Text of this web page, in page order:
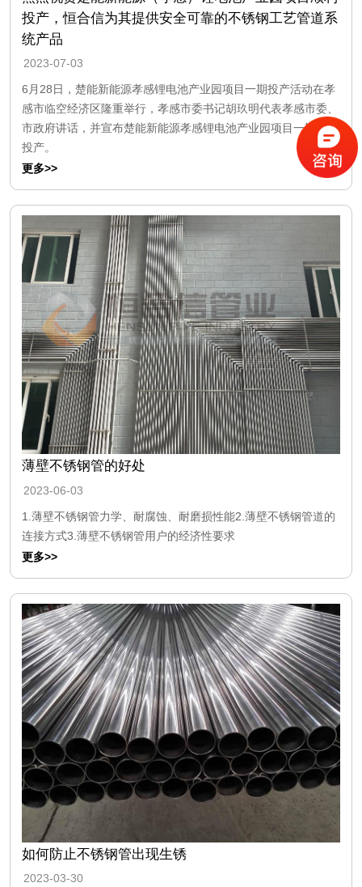
投产，恒合信为其提供安全可靠的不锈钢工艺管道系
统产品
2023-07-03
6月28日，楚能新能源孝感锂电池产业园项目一期投产活动在孝
感市临空经济区隆重举行，孝感市委书记胡玖明代表孝感市委、
市政府讲话，并宣布楚能新能源孝感锂电池产业园项目一期正式
投产。
更多>>
薄壁不锈钢管的好处
2023-06-03
1.薄壁不锈钢管力学、耐腐蚀、耐磨损性能2.薄壁不锈钢管道的
连接方式3.薄壁不锈钢管用户的经济性要求
更多>>
如何防止不锈钢管出现生锈
2023-03-30